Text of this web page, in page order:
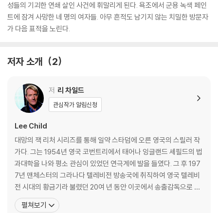
성들의 기괴한 연쇄 살인 사건에 휘말리게 된다. 욕조에서 군용 녹색 페인
트에 잠겨 사망한 네 명의 여자들. 아무 흔적도 남기지 않는 치밀한 방문자
가 다음 표적을 노린다.
저자 소개 2
저 리 차일드
관심작가 알림신청
Lee Child
대망의 잭 리처 시리즈를 통해 일약 스타덤에 오른 영국의 스릴러 작
가다. 그는 1954년 영국 코번트리에서 태어나 잉글랜드 셰필드의 법
과대학을 나와 평소 관심이 있었던 연극계에 발을 들였다. 그 후 197
7년 맨체스터의 그라나다 텔레비전 방송국에 취직하여 영국 텔레비
전 시대의 황금기라 불렸던 20여 년 동안 이곳에서 송출감독으로 일
했다. 4만 시간 이상의 방송 프로그램을 송출했으나, 1995년 구조조
정으로 인한 해고 후, 직업 작가로서의 새로운 삶을 계획하여 살아가
펼쳐보기